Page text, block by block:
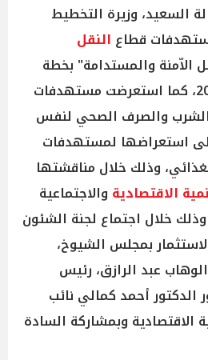
السعيد، وزيرة التخطيط
قطاع النقل
الاّمنة والمستدامة" بخطة
العام المالي 2024/2025، كما استعرضت مستهدفات
الشرب والصرف الصحي لنفس
استعراضها لمستهدفات
وذلك خلال مناقشتها
الاقتصادية والاجتماعية
للعام المالي 24/2025 وذلك خلال اجتماع لجنة الشئون
بمجلس الشيوخ،
عبد الرازق، رئيس
أحمد كمالي نائب
الاقتصادية وبمشاركة السادة